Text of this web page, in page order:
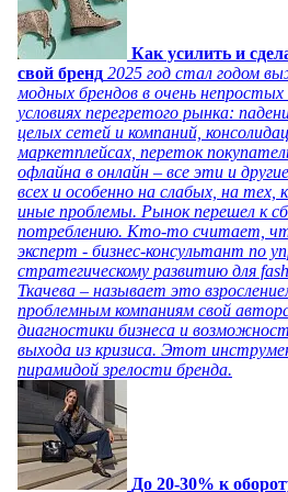
Как усилить и
свой бренд 2025 год стал годом
модных брендов в очень
условиях перегретого рынка:
целых сетей и компаний,
маркетплейсах, переток
офлайна в онлайн – все эти и
всех и особенно на слабых, на
иные проблемы. Рынок перешел к
потреблению. Кто-то считает,
эксперт - бизнес-консультант по
стратегическому развитию для
Ткачева – называет это
проблемным компаниям свой
диагностики бизнеса и
выхода из кризиса. Этот
пирамидой зрелости бренда.
До 20-30% к